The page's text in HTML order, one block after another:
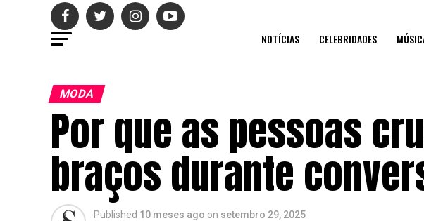
NOTÍCIAS CELEBRIDADES
MODA
Por que as pessoas
braços durante
Published 10 meses ago on setembro 29, 2025